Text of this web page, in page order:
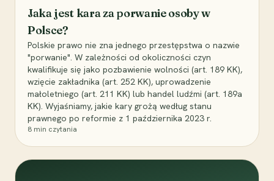
Jaka jest kara za porwanie osoby w
Polsce?
Polskie prawo nie zna jednego przestępstwa o nazwie
"porwanie". W zależności od okoliczności czyn
kwalifikuje się jako pozbawienie wolności (art. 189 KK),
wzięcie zakładnika (art. 252 KK), uprowadzenie
małoletniego (art. 211 KK) lub handel ludźmi (art. 189a
KK). Wyjaśniamy, jakie kary grożą według stanu
prawnego po reformie z 1 października 2023 r.
8 min czytania